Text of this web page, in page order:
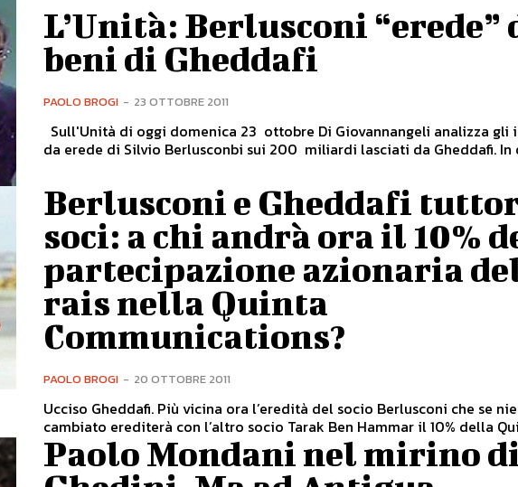
L’Unità: Berlusconi “erede”
beni di Gheddafi
PAOLO BROGI - 23 OTTOBRE 2011
Sull'Unità di oggi domenica 23 ottobre Di Giovannangeli analizza gli
da erede di Silvio Berlusconbi sui 200 miliardi lasciati da Gheddafi. In
Berlusconi e Gheddafi
soci: a chi andrà ora il 10%
partecipazione azionaria
rais nella Quinta
Communications?
PAOLO BROGI - 20 OTTOBRE 2011
Ucciso Gheddafi. Più vicina ora l’eredità del socio Berlusconi che se
cambiato erediterà con l’altro socio Tarak Ben Hammar il 10% della
Paolo Mondani nel mirino di